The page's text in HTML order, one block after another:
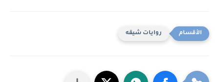
روايات شيقه